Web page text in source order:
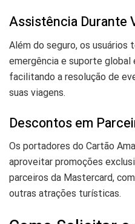
Assistência Durante
Além do seguro, os usuários
emergência e suporte
facilitando a resolução de
suas viagens.
Descontos em
Os portadores do Cartão
aproveitar promoções
parceiros da Mastercard,
outras atrações turísticas.